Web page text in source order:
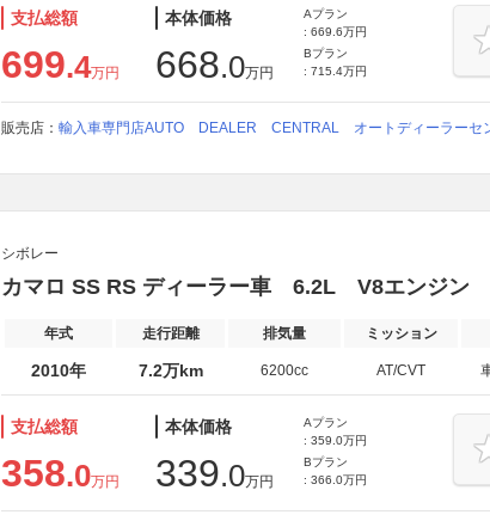
支払総額
699.4万円
本体価格
668.0万円
Aプラン
: 669.6万円
Bプラン
: 715.4万円
販売店： 輸入車専門店AUTO DEALER CENTRAL オートディーラーセ
シボレー
カマロ SS RS ディーラー車 6.2L V8エンジン
年式 走行距離 排気量 ミッション
2010年 7.2万km 6200cc AT/CVT
支払総額
358.0万円
本体価格
339.0万円
Aプラン
: 359.0万円
Bプラン
: 366.0万円